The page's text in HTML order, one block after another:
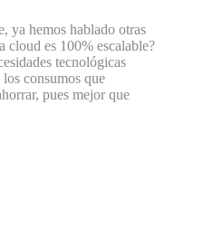
ya hemos hablado otras
cloud es 100% escalable?
tecnológicas
consumos que
pues mejor que